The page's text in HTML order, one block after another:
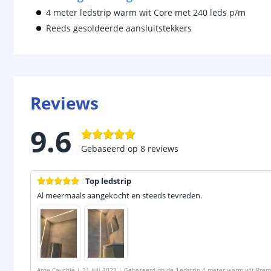
4 meter ledstrip warm wit Core met 240 leds p/m
Reeds gesoldeerde aansluitstekkers
Reviews
9.6 Gebaseerd op 8 reviews
Top ledstrip
Al meermaals aangekocht en steeds tevreden.